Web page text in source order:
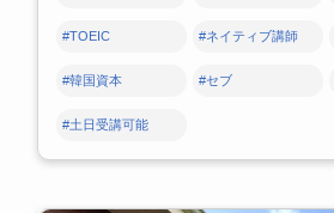
#TOEIC #ネイティブ講師
#韓国資本 #セブ
#土日受講可能